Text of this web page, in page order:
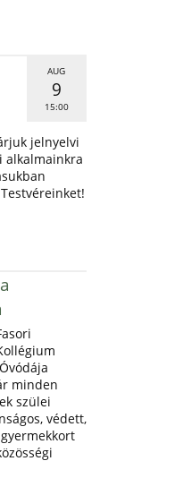
AUG
9
15:00
jelnyelvi
alkalmainkra
minden
szülei
védett,